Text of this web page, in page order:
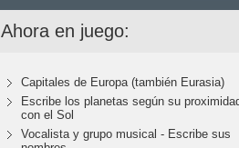
Ahora en juego:
Capitales de Europa (también Eurasia)
Escribe los planetas según su
con el Sol
Vocalista y grupo musical - Escribe sus